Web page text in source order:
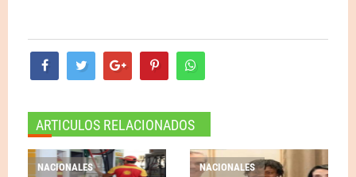
ARTICULOS RELACIONADOS
NACIONALES NACIONALES